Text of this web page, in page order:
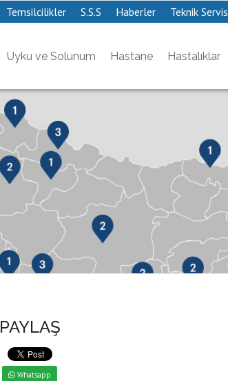
Temsilcilikler S.S.S Haberler Teknik Servis
Uyku ve Solunum Hastane Hastalıklar
PAYLAŞ
Whatsapp